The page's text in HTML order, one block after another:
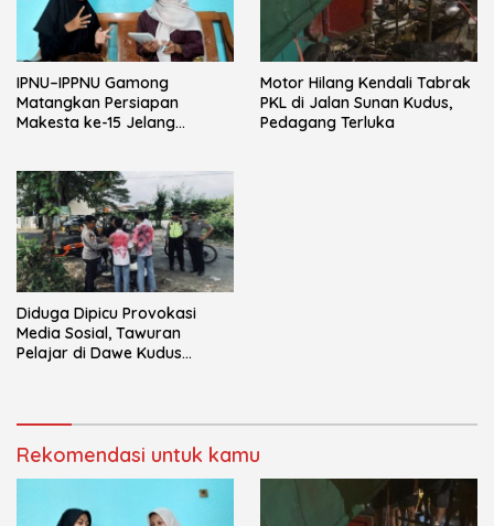
IPNU–IPPNU Gamong
Matangkan Persiapan
Makesta ke-15 Jelang
Motor Hilang Kendali Tabrak
PKL di Jalan Sunan Kudus,
Pedagang Terluka
Diduga Dipicu Provokasi
Media Sosial, Tawuran
Pelajar di Dawe Kudus
Rekomendasi untuk kamu